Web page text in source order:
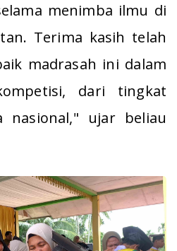
menimba ilmu di
Terima kasih telah
madrasah ini dalam
dari tingkat
nasional," ujar beliau